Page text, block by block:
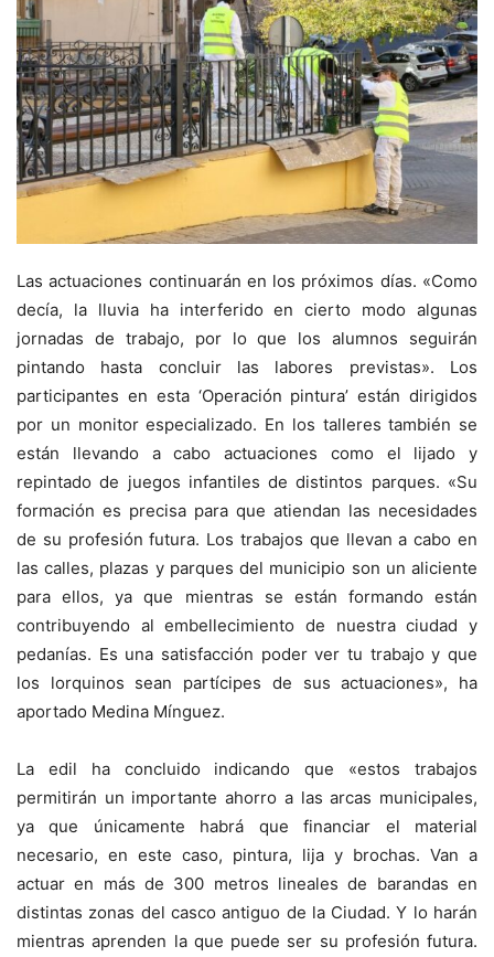
Las actuaciones continuarán en los próximos días. «Como
decía, la lluvia ha interferido en cierto modo algunas
jornadas de trabajo, por lo que los alumnos seguirán
pintando hasta concluir las labores previstas». Los
participantes en esta ‘Operación pintura’ están dirigidos
por un monitor especializado. En los talleres también se
están llevando a cabo actuaciones como el lijado y
repintado de juegos infantiles de distintos parques. «Su
formación es precisa para que atiendan las necesidades
de su profesión futura. Los trabajos que llevan a cabo en
las calles, plazas y parques del municipio son un aliciente
para ellos, ya que mientras se están formando están
contribuyendo al embellecimiento de nuestra ciudad y
pedanías. Es una satisfacción poder ver tu trabajo y que
los lorquinos sean partícipes de sus actuaciones», ha
aportado Medina Mínguez.
La edil ha concluido indicando que «estos trabajos
permitirán un importante ahorro a las arcas municipales,
ya que únicamente habrá que financiar el material
necesario, en este caso, pintura, lija y brochas. Van a
actuar en más de 300 metros lineales de barandas en
distintas zonas del casco antiguo de la Ciudad. Y lo harán
mientras aprenden la que puede ser su profesión futura.